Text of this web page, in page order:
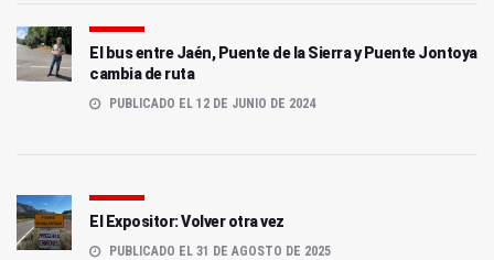
El bus entre Jaén, Puente de la Sierra y Puente Jontoya
cambia de ruta
PUBLICADO EL 12 DE JUNIO DE 2024
El Expositor: Volver otra vez
PUBLICADO EL 31 DE AGOSTO DE 2025